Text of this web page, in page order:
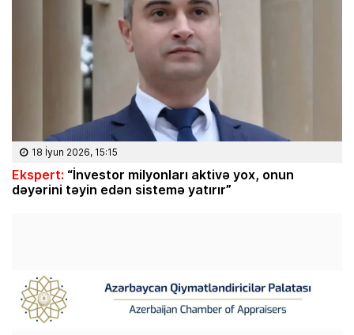
18 İyun 2026, 15:15
Ekspert: “İnvestor milyonları aktivə yox, onun
dəyərini təyin edən sistemə yatırır”